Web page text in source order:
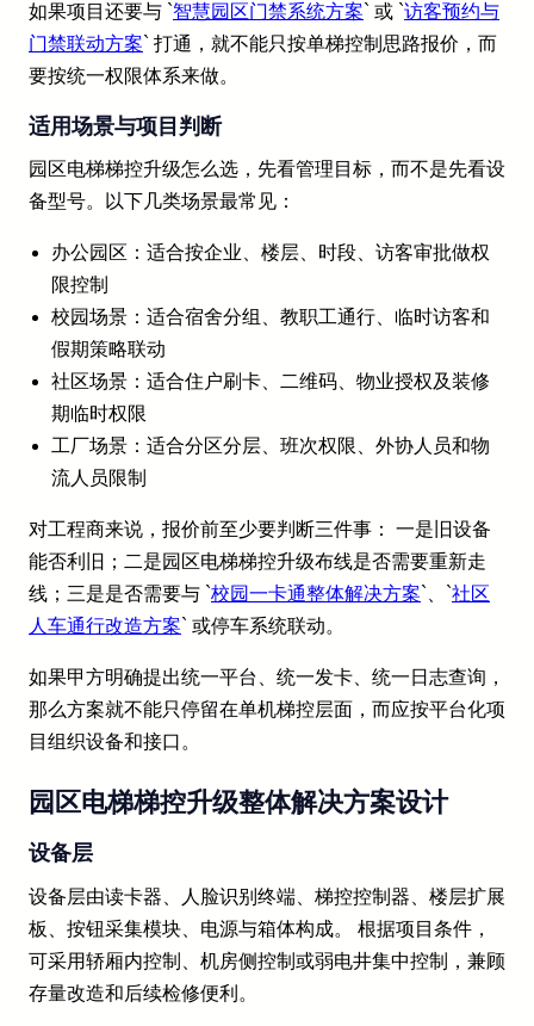
如果项目还要与 `智慧园区门禁系统方案` 或 `访客预约与
门禁联动方案` 打通，就不能只按单梯控制思路报价，而
要按统一权限体系来做。
适用场景与项目判断
园区电梯梯控升级怎么选，先看管理目标，而不是先看设
备型号。以下几类场景最常见：
办公园区：适合按企业、楼层、时段、访客审批做权
限控制
校园场景：适合宿舍分组、教职工通行、临时访客和
假期策略联动
社区场景：适合住户刷卡、二维码、物业授权及装修
期临时权限
工厂场景：适合分区分层、班次权限、外协人员和物
流人员限制
对工程商来说，报价前至少要判断三件事： 一是旧设备
能否利旧；二是园区电梯梯控升级布线是否需要重新走
线；三是是否需要与 `校园一卡通整体解决方案`、`社区
人车通行改造方案` 或停车系统联动。
如果甲方明确提出统一平台、统一发卡、统一日志查询，
那么方案就不能只停留在单机梯控层面，而应按平台化项
目组织设备和接口。
园区电梯梯控升级整体解决方案设计
设备层
设备层由读卡器、人脸识别终端、梯控控制器、楼层扩展
板、按钮采集模块、电源与箱体构成。 根据项目条件，
可采用轿厢内控制、机房侧控制或弱电井集中控制，兼顾
存量改造和后续检修便利。